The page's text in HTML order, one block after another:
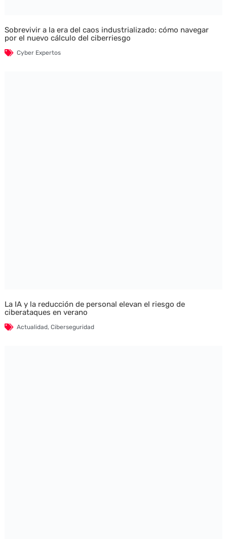
Sobrevivir a la era del caos industrializado: cómo navegar
por el nuevo cálculo del ciberriesgo
Cyber Expertos
La IA y la reducción de personal elevan el riesgo de
ciberataques en verano
Actualidad, Ciberseguridad